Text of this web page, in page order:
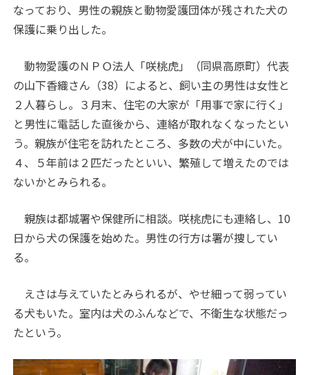
なっており、男性の親族と動物愛護団体が残された犬の
保護に乗り出した。
動物愛護のＮＰＯ法人「咲桃虎」（同県高原町）代表
の山下香織さん（38）によると、飼い主の男性は女性と
２人暮らし。３月末、住宅の大家が「用事で家に行く」
と男性に電話した直後から、連絡が取れなくなったとい
う。親族が住宅を訪れたところ、多数の犬が中にいた。
４、５年前は２匹だったといい、繁殖して増えたのでは
ないかとみられる。
親族は都城署や保健所に相談。咲桃虎にも連絡し、10
日から犬の保護を始めた。男性の行方は署が捜してい
る。
えさは与えていたとみられるが、やせ細って弱ってい
る犬もいた。室内は犬のふんなどで、不衛生な状態だっ
たという。